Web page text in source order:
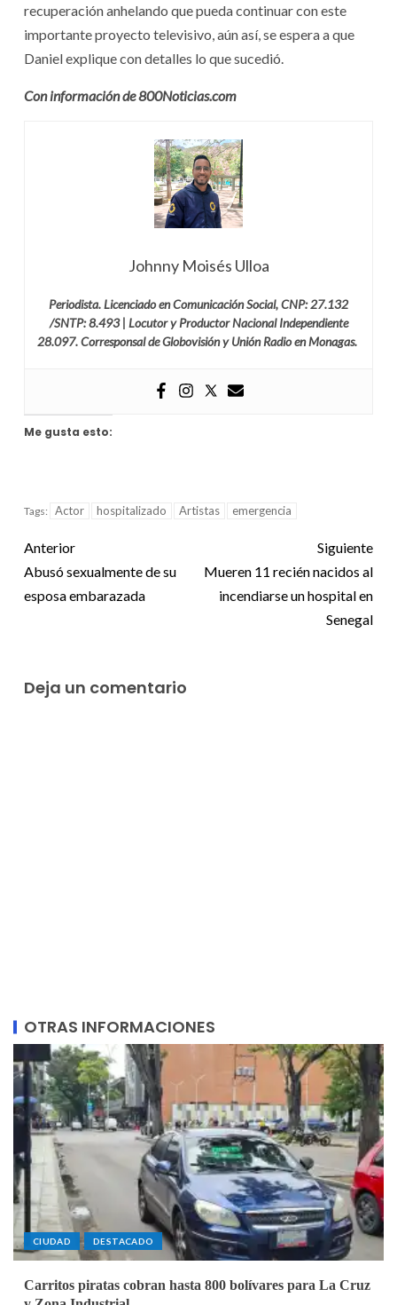
recuperación anhelando que pueda continuar con este
importante proyecto televisivo, aún así, se espera a que
Daniel explique con detalles lo que sucedió.
Con información de 800Noticias.com
Johnny Moisés Ulloa
Periodista. Licenciado en Comunicación Social, CNP: 27.132
/SNTP: 8.493 | Locutor y Productor Nacional Independiente
28.097. Corresponsal de Globovisión y Unión Radio en Monagas.
Me gusta esto:
Tags: Actor hospitalizado Artistas emergencia
Anterior
Abusó sexualmente de su
esposa embarazada
Siguiente
Mueren 11 recién nacidos al
incendiarse un hospital en
Senegal
Deja un comentario
OTRAS INFORMACIONES
CIUDAD DESTACADO
Carritos piratas cobran hasta 800 bolívares para La Cruz